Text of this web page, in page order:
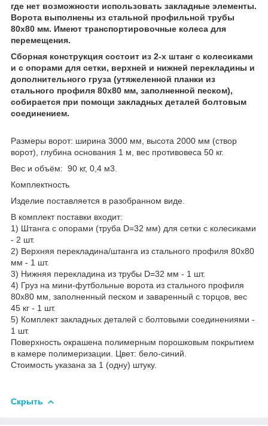
где нет возможности использовать закладные элементы.
Ворота выполнены из стальной профильной трубы
80х80 мм. Имеют транспортировочные колеса для
перемещения.
Сборная конструкция состоит из 2-х штанг с колесиками
и с опорами для сетки, верхней и нижней перекладины и
дополнительного груза (утяжеленной планки из
стального профиля 80х80 мм, заполненной песком),
собирается при помощи закладных деталей болтовым
соединением.
Размеры ворот: ширина 3000 мм, высота 2000 мм (створ
ворот), глубина основания 1 м, вес противовеса 50 кг.
Вес и объём: 90 кг, 0,4 м3.
Комплектность
Изделие поставляется в разобранном виде.
В комплект поставки входит:
1) Штанга с опорами (труба D=32 мм) для сетки с колесиками
- 2 шт.
2) Верхняя перекладина/штанга из стального профиля 80х80
мм - 1 шт.
3) Нижняя перекладина из трубы D=32 мм - 1 шт.
4) Груз на мини-футбольные ворота из стального профиля
80х80 мм, заполненный песком и заваренный с торцов, вес
45 кг - 1 шт.
5) Комплект закладных деталей с болтовыми соединениями -
1 шт.
Поверхность окрашена полимерным порошковым покрытием
в камере полимеризации. Цвет: бело-синий.
Стоимость указана за 1 (одну) штуку.
Скрыть